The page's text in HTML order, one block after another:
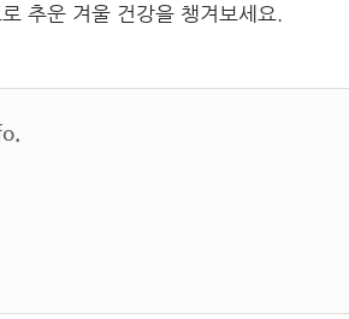
추운 겨울 건강을 챙겨보세요.